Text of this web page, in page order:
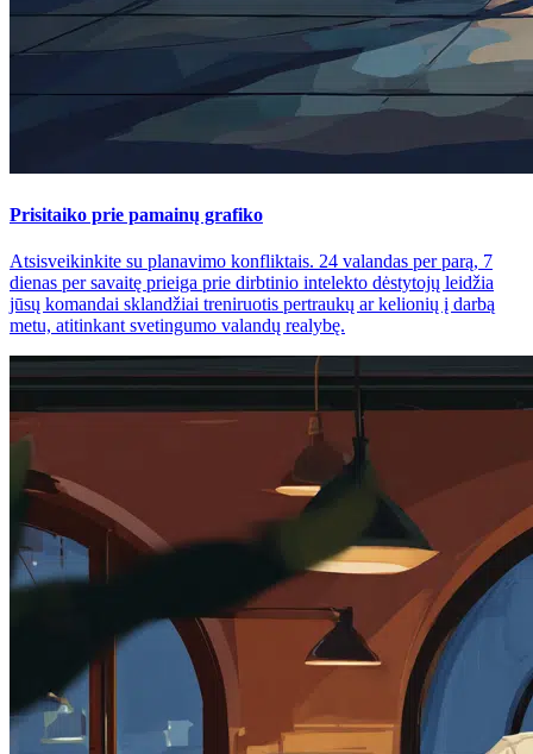
Prisitaiko prie pamainų grafiko
Atsisveikinkite su planavimo konfliktais. 24 valandas per parą, 7
dienas per savaitę prieiga prie dirbtinio intelekto dėstytojų leidžia
jūsų komandai sklandžiai treniruotis pertraukų ar kelionių į darbą
metu, atitinkant svetingumo valandų realybę.